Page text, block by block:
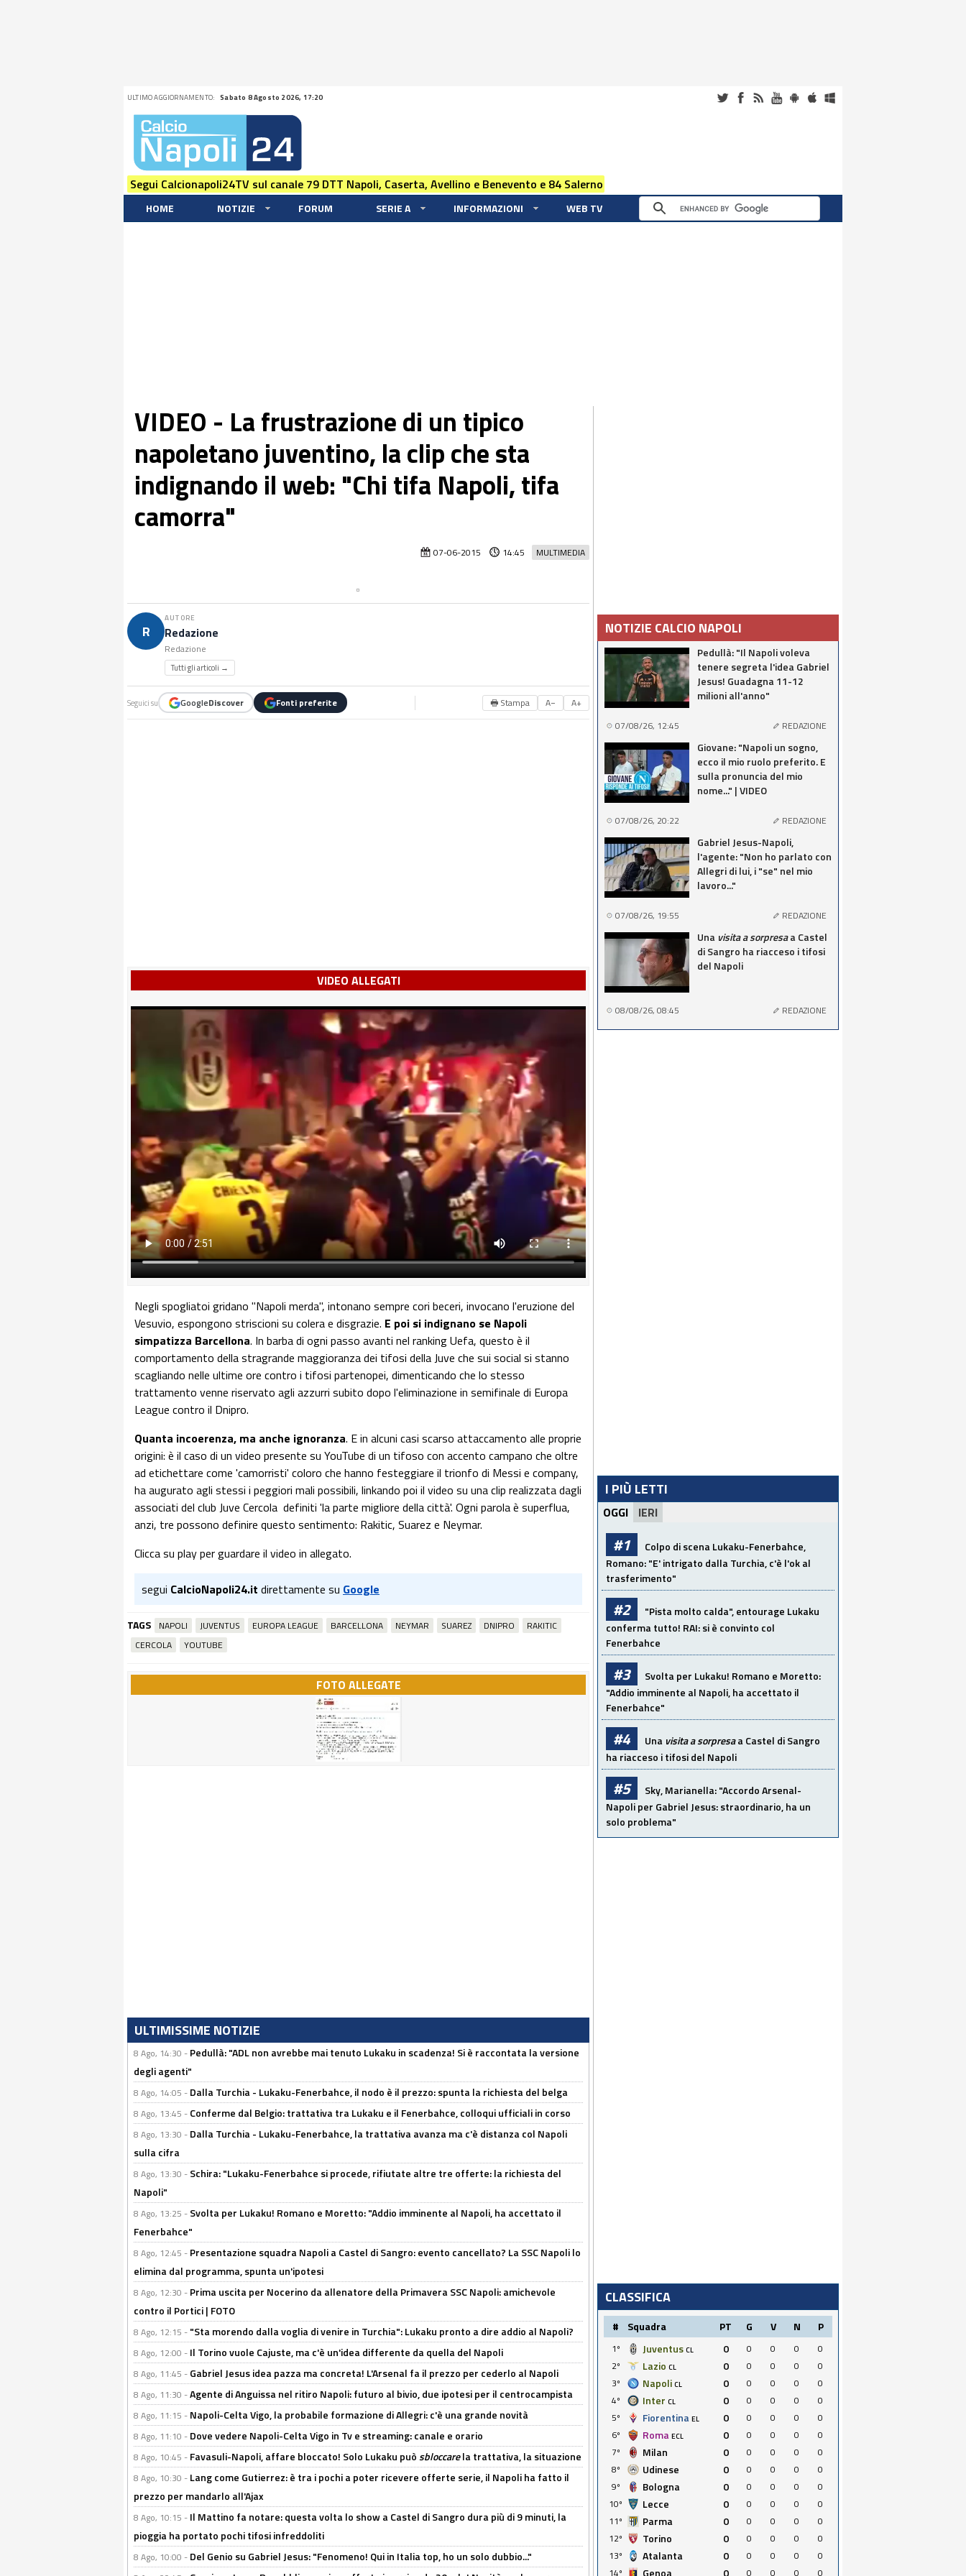
ULTIMO AGGIORNAMENTO: Sabato 8 Agosto 2026, 17:20
Segui Calcionapoli24TV sul canale 79 DTT Napoli, Caserta, Avellino e Benevento e 84 Salerno
HOME NOTIZIE FORUM SERIE A INFORMAZIONI WEB TV
VIDEO - La frustrazione di un tipico
napoletano juventino, la clip che sta
indignando il web: "Chi tifa Napoli, tifa
camorra"
MULTIMEDIA
07-06-2015 14:45
R
AUTORE
Redazione
Redazione
Tutti gli articoli →
Seguici su GoogleDiscover Fonti preferite 🖶 Stampa A− A+
VIDEO ALLEGATI
Negli spogliatoi gridano "Napoli merda", intonano sempre cori beceri, invocano l'eruzione del
Vesuvio, espongono striscioni su colera e disgrazie. E poi si indignano se Napoli
simpatizza Barcellona. In barba di ogni passo avanti nel ranking Uefa, questo è il
comportamento della stragrande maggioranza dei tifosi della Juve che sui social si stanno
scagliando nelle ultime ore contro i tifosi partenopei, dimenticando che lo stesso
trattamento venne riservato agli azzurri subito dopo l'eliminazione in semifinale di Europa
League contro il Dnipro.
Quanta incoerenza, ma anche ignoranza. E in alcuni casi scarso attaccamento alle proprie
origini: è il caso di un video presente su YouTube di un tifoso con accento campano che oltre
ad etichettare come 'camorristi' coloro che hanno festeggiare il trionfo di Messi e company,
ha augurato agli stessi i peggiori mali possibili, linkando poi il video su una clip realizzata dagli
associati del club Juve Cercola definiti 'la parte migliore della città'. Ogni parola è superflua,
anzi, tre possono definire questo sentimento: Rakitic, Suarez e Neymar.
Clicca su play per guardare il video in allegato.
segui CalcioNapoli24.it direttamente su Google
TAGS NAPOLI JUVENTUS EUROPA LEAGUE BARCELLONA NEYMAR SUAREZ DNIPRO
RAKITIC
CERCOLA
YOUTUBE
FOTO ALLEGATE
ULTIMISSIME NOTIZIE
8 Ago, 14:30 - Pedullà: "ADL non avrebbe mai tenuto Lukaku in scadenza! Si è raccontata la versione
degli agenti"
8 Ago, 14:05 - Dalla Turchia - Lukaku-Fenerbahce, il nodo è il prezzo: spunta la richiesta del belga
8 Ago, 13:45 - Conferme dal Belgio: trattativa tra Lukaku e il Fenerbahce, colloqui ufficiali in corso
8 Ago, 13:30 - Dalla Turchia - Lukaku-Fenerbahce, la trattativa avanza ma c'è distanza col Napoli
sulla cifra
8 Ago, 13:30 - Schira: "Lukaku-Fenerbahce si procede, rifiutate altre tre offerte: la richiesta del
Napoli"
8 Ago, 13:25 - Svolta per Lukaku! Romano e Moretto: "Addio imminente al Napoli, ha accettato il
Fenerbahce"
8 Ago, 12:45 - Presentazione squadra Napoli a Castel di Sangro: evento cancellato? La SSC Napoli lo
elimina dal programma, spunta un'ipotesi
8 Ago, 12:30 - Prima uscita per Nocerino da allenatore della Primavera SSC Napoli: amichevole
contro il Portici | FOTO
8 Ago, 12:15 - "Sta morendo dalla voglia di venire in Turchia": Lukaku pronto a dire addio al Napoli?
8 Ago, 12:00 - Il Torino vuole Cajuste, ma c'è un'idea differente da quella del Napoli
8 Ago, 11:45 - Gabriel Jesus idea pazza ma concreta! L'Arsenal fa il prezzo per cederlo al Napoli
8 Ago, 11:30 -Agente di Anguissa nel ritiro Napoli: futuro al bivio, due ipotesi per il centrocampista
8 Ago, 11:15 - Napoli-Celta Vigo, la probabile formazione di Allegri: c'è una grande novità
8 Ago, 11:10 - Dove vedere Napoli-Celta Vigo in Tv e streaming: canale e orario
8 Ago, 10:45 - Favasuli-Napoli, affare bloccato! Solo Lukaku puòsbloccarela trattativa, la situazione
8 Ago, 10:30 - Lang come Gutierrez: è tra i pochi a poter ricevere offerte serie, il Napoli ha fatto il
prezzo per mandarlo all'Ajax
8 Ago, 10:15 - Il Mattino fa notare: questa volta lo show a Castel di Sangro dura più di 9 minuti, la
pioggia ha portato pochi tifosi infreddoliti
8 Ago, 10:00 - Del Genio su Gabriel Jesus: "Fenomeno! Qui in Italia top, ho un solo dubbio..."
NOTIZIE CALCIO NAPOLI
Pedullà: "Il Napoli voleva
tenere segreta l'idea Gabriel
Jesus! Guadagna 11-12
milioni all'anno"
07/08/26, 12:45 REDAZIONE
Giovane: "Napoli un sogno,
ecco il mio ruolo preferito. E
sulla pronuncia del mio
nome..." | VIDEO
07/08/26, 20:22 REDAZIONE
Gabriel Jesus-Napoli,
l'agente: "Non ho parlato con
Allegri di lui, i "se" nel mio
lavoro..."
07/08/26, 19:55 REDAZIONE
Una visita a sorpresaa Castel
di Sangro ha riacceso i tifosi
del Napoli
08/08/26, 08:45 REDAZIONE
I PIÙ LETTI
OGGI IERI
#1
Colpo di scena Lukaku-Fenerbahce,
Romano: "E' intrigato dalla Turchia, c'è l'ok al
trasferimento"
#2
"Pista molto calda", entourage Lukaku
conferma tutto! RAI: si è convinto col
Fenerbahce
#3
Svolta per Lukaku! Romano e Moretto:
"Addio imminente al Napoli, ha accettato il
Fenerbahce"
#4 Una visita a sorpresaa Castel di Sangro
ha riacceso i tifosi del Napoli
#5
Sky, Marianella: "Accordo Arsenal-
Napoli per Gabriel Jesus: straordinario, ha un
solo problema"
CLASSIFICA
# Squadra PT G V N P
1º Juventus CL 0 0 0 0
0
2º
Lazio CL 0 0 0 0
0
3º
Napoli CL 0 0 0 0
0
4º
Inter CL 0 0 0 0
0
5º
Fiorentina EL 0 0 0 0
0
6º
Roma ECL 0 0 0 0
0
7º
Milan 0 0 0 0
0
8º
Udinese 0 0 0 0
0
9º
Bologna 0 0 0 0
0
10º
Lecce 0 0 0 0
0
11º
Parma 0 0 0 0
0
12º
Torino 0 0 0 0
0
13º
Atalanta 0 0 0 0
0
14º
Genoa 0 0 0 0 0